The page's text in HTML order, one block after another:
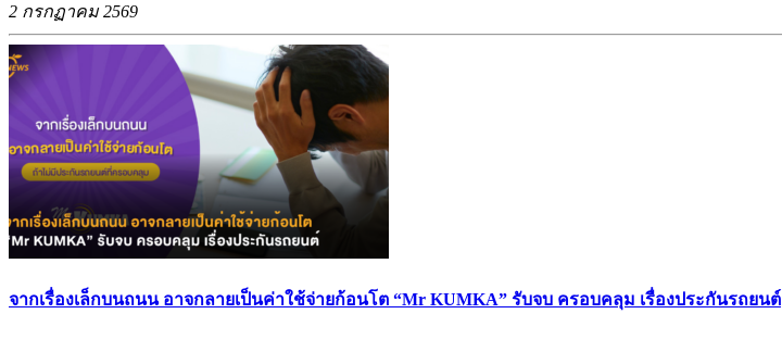
2 กรกฏาคม 2569
จากเรื่องเล็กบนถนน อาจกลายเป็นค่าใช้จ่ายก้อนโต “Mr KUMKA” รับจบ ครอบคลุม เรื่องประกันรถยนต์